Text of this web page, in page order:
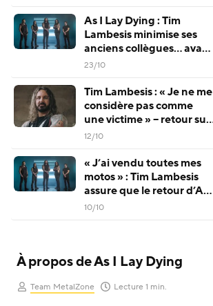
Team MetalZone Lecture 1 min.
À propos de As I Lay Dying
As I Lay Dying : Tim
Lambesis minimise ses
anciens collègues… avant
de dire que c’était « pour
23/10
Tim Lambesis : « Je ne me
considère pas comme
une victime » – retour sur
l’implosion d’As I Lay
12/10
« J’ai vendu toutes mes
motos » : Tim Lambesis
assure que le retour d’As I
Lay Dying n’est pas
10/10